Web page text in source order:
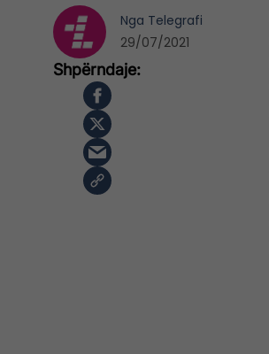
Nga Telegrafi
29/07/2021